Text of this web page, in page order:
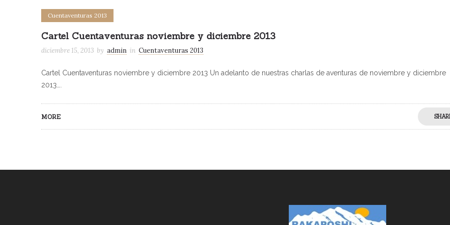
Cuentaventuras 2013
Cartel Cuentaventuras noviembre y diciembre 2013
diciembre 15, 2013 by admin in Cuentaventuras 2013
Cartel Cuentaventuras noviembre y diciembre 2013 Un adelanto de nuestras charlas de aventuras de noviembre y diciembre
2013….
MORE